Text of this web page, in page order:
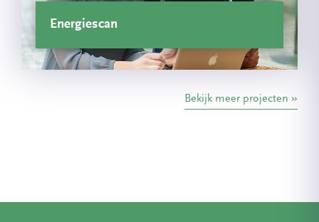
Energiescan
Bekijk meer projecten